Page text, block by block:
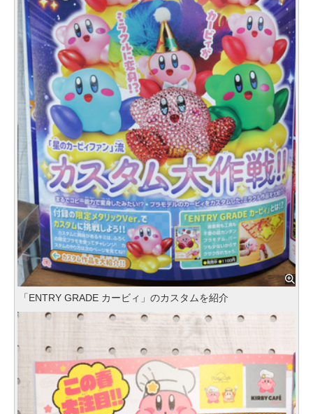
「ENTRY GRADE カービィ」のカスタムを紹介